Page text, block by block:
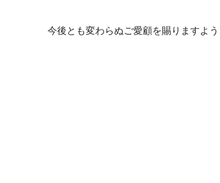
今後とも変わらぬご愛顧を賜りますよ